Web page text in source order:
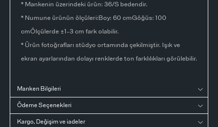
* Mankenin üzerindeki ürün: 36/S bedendir.
* Numune ürünün ölçüleri:Boy: 60 cmGöğüs: 100
cmÖlçülerde ±1-3 cm fark olabilir.
* Ürün fotoğrafları stüdyo ortamında çekilmiştir. Işık ve
ekran ayarlarından dolayı renklerde ton farklılıkları görülebilir.
Manken Bilgileri
Ödeme Seçenekleri
Kargo, Değişim ve iadeler